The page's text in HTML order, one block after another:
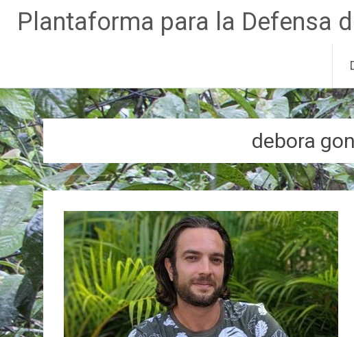
Ir
al
contenido
Plantaforma para la Defensa
debora